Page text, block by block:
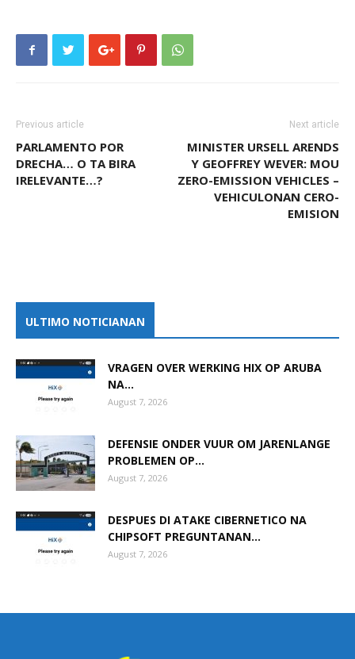
Previous article
PARLAMENTO POR
DRECHA… O TA BIRA
IRELEVANTE…?
Next article
MINISTER URSELL ARENDS
Y GEOFFREY WEVER: MOU
ZERO-EMISSION VEHICLES –
VEHICULONAN CERO-
EMISION
ULTIMO NOTICIANAN
VRAGEN OVER WERKING HIX OP ARUBA
NA...
August 7, 2026
DEFENSIE ONDER VUUR OM JARENLANGE
PROBLEMEN OP...
August 7, 2026
DESPUES DI ATAKE CIBERNETICO NA
CHIPSOFT PREGUNTANAN...
August 7, 2026